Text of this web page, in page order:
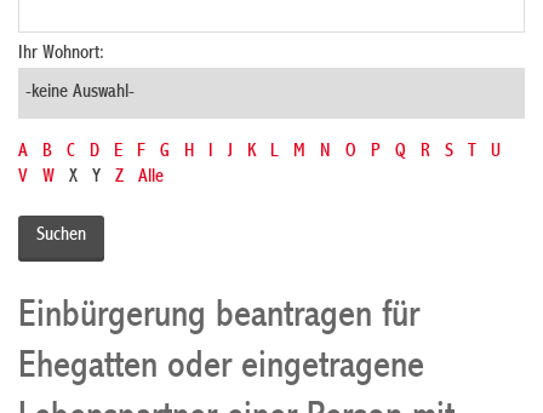
Ihr Wohnort:
A B C D E F G H I J K L M N O P Q R S T
U
V
W X Y Z Alle
Einbürgerung beantragen für
Ehegatten oder eingetragene